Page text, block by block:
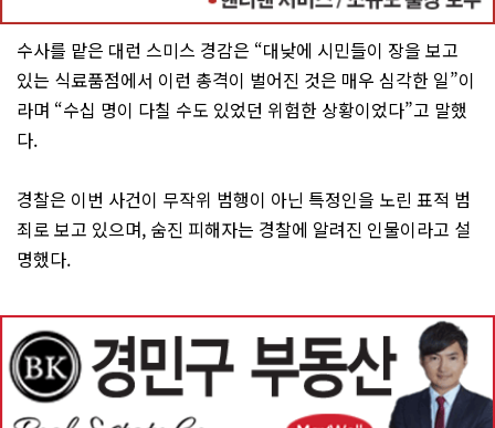
수사를 맡은 대런 스미스 경감은 “대낮에 시민들이 장을 보고
있는 식료품점에서 이런 총격이 벌어진 것은 매우 심각한 일”이
라며 “수십 명이 다칠 수도 있었던 위험한 상황이었다”고 말했
다.
경찰은 이번 사건이 무작위 범행이 아닌 특정인을 노린 표적 범
죄로 보고 있으며, 숨진 피해자는 경찰에 알려진 인물이라고 설
명했다.